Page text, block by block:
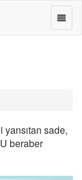
FSD
»SEO
yansıtan sade,
beraber